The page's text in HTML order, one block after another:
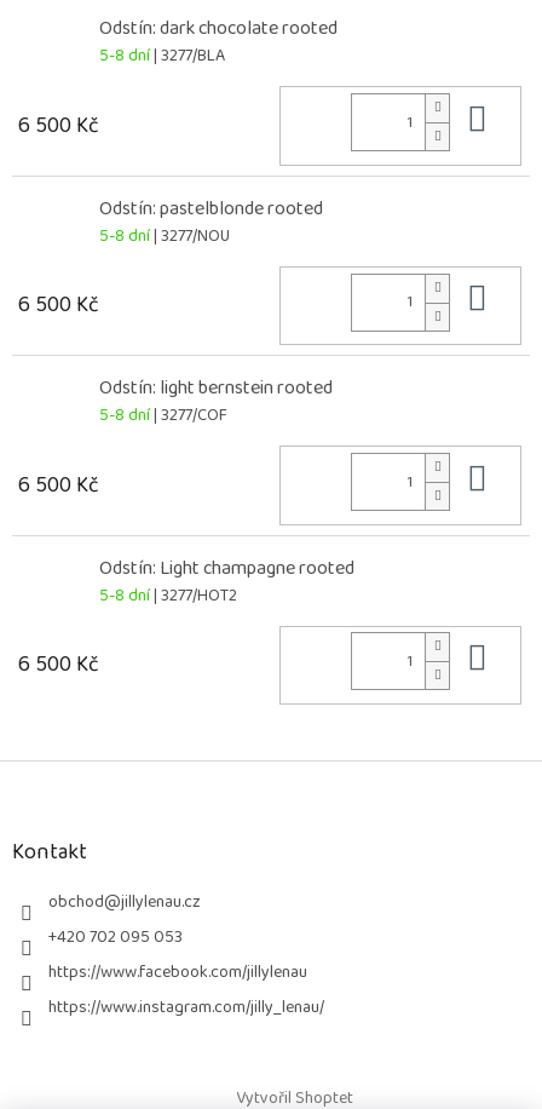
Odstín: dark chocolate rooted
5-8 dní| 3277/BLA
6 500 Kč
Odstín: pastelblonde rooted
5-8 dní| 3277/NOU
6 500 Kč
Odstín: light bernstein rooted
5-8 dní| 3277/COF
6 500 Kč
Odstín: Light champagne rooted
5-8 dní| 3277/HOT2
6 500 Kč
Z
Kontakt
obchod@jillylenau.cz
+420 702 095 053
https://www.facebook.com/jillylenau
https://www.instagram.com/jilly_lenau/
Vytvořil Shoptet